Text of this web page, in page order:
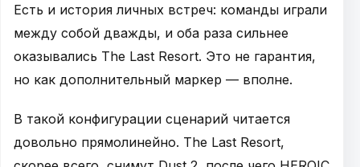
Есть и история личных встреч: команды играли
между собой дважды, и оба раза сильнее
оказывались The Last Resort. Это не гарантия,
но как дополнительный маркер — вполне.
В такой конфигурации сценарий читается
довольно прямолинейно. The Last Resort,